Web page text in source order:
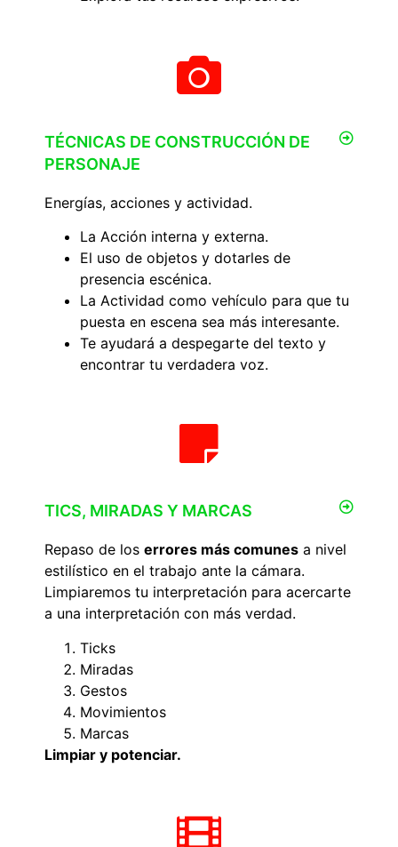
TÉCNICAS DE CONSTRUCCIÓN DE
PERSONAJE
Energías, acciones y actividad.
La Acción interna y externa.
El uso de objetos y dotarles de
presencia escénica.
La Actividad como vehículo para que tu
puesta en escena sea más interesante.
Te ayudará a despegarte del texto y
encontrar tu verdadera voz.
TICS, MIRADAS Y MARCAS
Repaso de los errores más comunes a nivel
estilístico en el trabajo ante la cámara.
Limpiaremos tu interpretación para acercarte
a una interpretación con más verdad.
Ticks
Miradas
Gestos
Movimientos
Marcas
Limpiar y potenciar.